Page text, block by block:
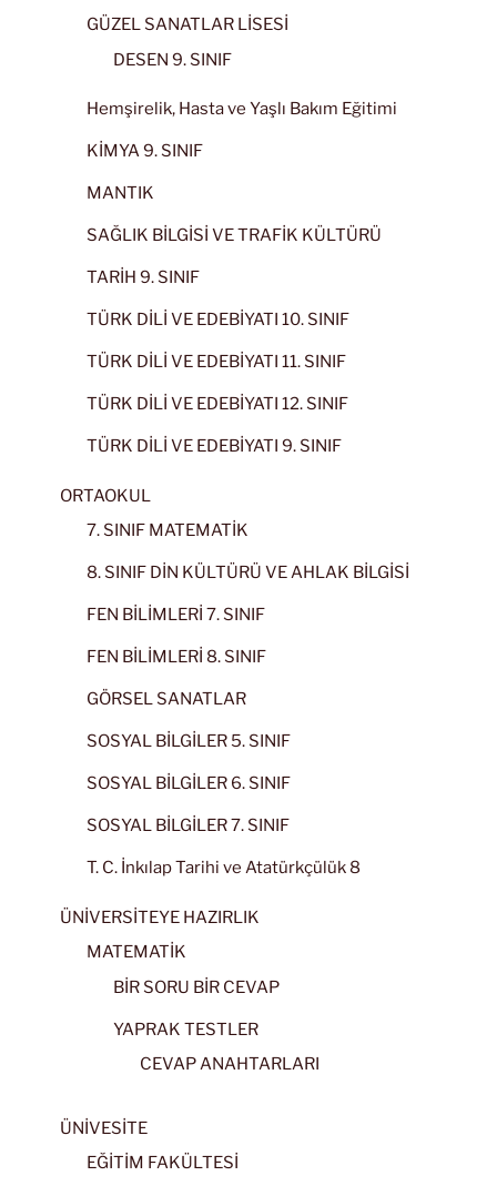
GÜZEL SANATLAR LİSESİ
DESEN 9. SINIF
Hemşirelik, Hasta ve Yaşlı Bakım Eğitimi
KİMYA 9. SINIF
MANTIK
SAĞLIK BİLGİSİ VE TRAFİK KÜLTÜRÜ
TARİH 9. SINIF
TÜRK DİLİ VE EDEBİYATI 10. SINIF
TÜRK DİLİ VE EDEBİYATI 11. SINIF
TÜRK DİLİ VE EDEBİYATI 12. SINIF
TÜRK DİLİ VE EDEBİYATI 9. SINIF
ORTAOKUL
7. SINIF MATEMATİK
8. SINIF DİN KÜLTÜRÜ VE AHLAK BİLGİSİ
FEN BİLİMLERİ 7. SINIF
FEN BİLİMLERİ 8. SINIF
GÖRSEL SANATLAR
SOSYAL BİLGİLER 5. SINIF
SOSYAL BİLGİLER 6. SINIF
SOSYAL BİLGİLER 7. SINIF
T. C. İnkılap Tarihi ve Atatürkçülük 8
ÜNİVERSİTEYE HAZIRLIK
MATEMATİK
BİR SORU BİR CEVAP
YAPRAK TESTLER
CEVAP ANAHTARLARI
ÜNİVESİTE
EĞİTİM FAKÜLTESİ